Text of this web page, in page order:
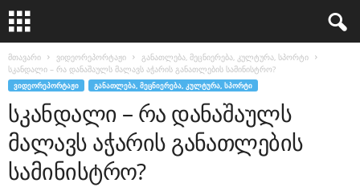
მთავარი ვიდეორეპორტაჟი
განათლება, მეცნიერება, კულტურა, სპორტი
სკანდალი – რა დანაშაულს მალავს აჭარის განათლების სამინისტრო?
ᲕᲘᲓᲔᲝᲠᲔᲞᲝᲠᲢᲐᲟᲘ ᲒᲐᲜᲐᲗᲚᲔᲑᲐ, ᲛᲔᲪᲜᲘᲔᲠᲔᲑᲐ, ᲙᲣᲚᲢᲣᲠᲐ, ᲡᲞᲝᲠᲢᲘ
სკანდალი – რა დანაშაულს
მალავს აჭარის განათლების
სამინისტრო?